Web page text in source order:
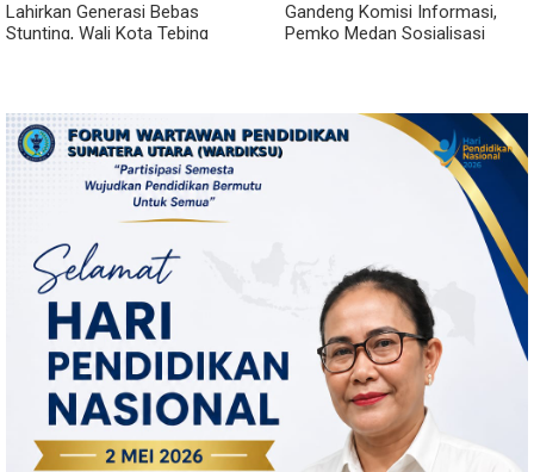
Lahirkan Generasi Bebas
Stunting, Wali Kota Tebing
Gandeng Komisi Informasi,
Pemko Medan Sosialisasi